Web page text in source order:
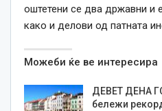
оштетени се два државни и
како и делови од патната
Можеби ќе ве интересира
ДЕВЕТ ДЕНА
бележи